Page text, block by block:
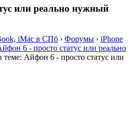
или реально нужный
iMac в СПб › Форумы › iPhone
6 - просто статус или реально
теме: Айфон 6 - просто статус или